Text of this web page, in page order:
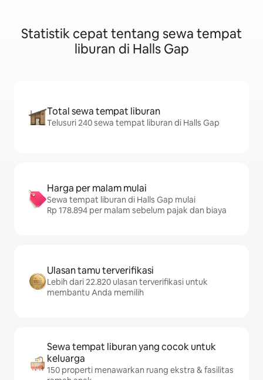
Statistik cepat tentang sewa tempat
liburan di Halls Gap
Total sewa tempat liburan
Telusuri 240 sewa tempat liburan di Halls Gap
Harga per malam mulai
Sewa tempat liburan di Halls Gap mulai
Rp 178.894 per malam sebelum pajak dan biaya
Ulasan tamu terverifikasi
Lebih dari 22.820 ulasan terverifikasi untuk
membantu Anda memilih
Sewa tempat liburan yang cocok untuk
keluarga
150 properti menawarkan ruang ekstra & fasilitas